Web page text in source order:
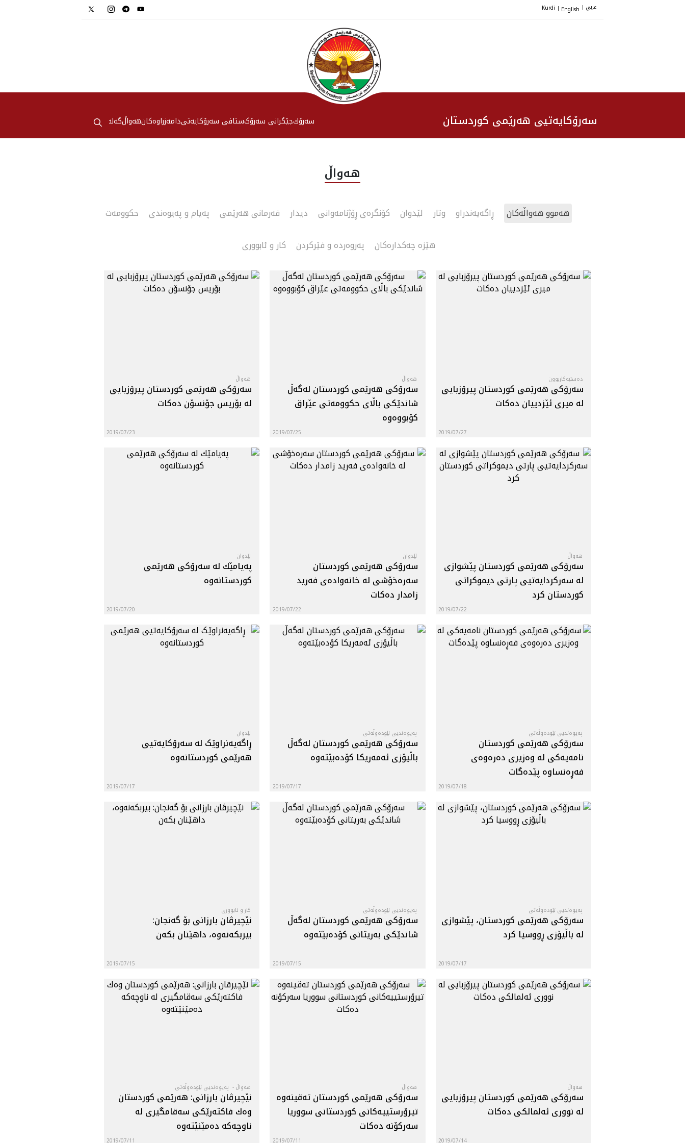
عربي |
English
|
Kurdi
سەرۆکایەتیی هەرێمی کوردستان سەرۆكجێگرانی سه‌رۆکستافی سەرۆکایەتیدامەزراوەکانهه‌واڵگەلەری
⚲
هەواڵ
هەموو هەواڵەکان ڕاگەیەندراو وتار لێدوان کۆنگرەی ڕۆژنامەوانی دیدار فەرمانی هەرێمی پەیام و پەیوەندی حکوومه‌ت
هێزە چەکدارەکان په‌روه‌رده‌ و فێرکردن کار و ئابووری
دەستبەکاربوون
سه‌رۆکی هه‌رێمی کوردستان پیرۆزبایی
له‌ میری ئێزدییان ده‌کات
2019/07/27
هه‌واڵ
سه‌رۆكی هه‌رێمی كوردستان له‌گه‌ڵ
شاندێكی باڵای حكوومه‌تی عێراق
كۆبووه‌وه‌
2019/07/25
هه‌واڵ
سه‌رۆكی هه‌رێمی كوردستان پیرۆزبایی
له‌ بۆریس جۆنسۆن ده‌كات
2019/07/23
هه‌واڵ
سه‌رۆكی هه‌رێمی كوردستان پێشوازی
له‌ سه‌ركردایه‌تیی پارتی دیموكراتی
كوردستان کرد‌
2019/07/22
لێدوان
سه‌رۆكى هه‌رێمى كوردستان
سه‌ره‌خۆشى له‌ خانه‌واده‌ى فه‌ريد
زامدار ده‌كات
2019/07/22
لێدوان
په‌یامێك له سه‌رۆكی هه‌رێمی
كوردستانه‌وه‌‌
2019/07/20
په‌یوه‌ندیی نێوده‌وڵه‌تی
سه‌رۆكى هه‌رێمى كوردستان
نامه‌يه‌كى له‌ وه‌زيرى ده‌ره‌وه‌ى
فه‌ڕه‌نساوه‌ پێده‌گات
2019/07/18
په‌یوه‌ندیی نێوده‌وڵه‌تی
سه‌رۆكی هه‌رێمی كوردستان له‌گه‌ڵ
باڵيۆزى ئه‌مه‌ریكا كۆده‌بێته‌وه‌
2019/07/17
لێدوان
ڕاگه‌یه‌نراوێک له‌ سه‌رۆکایه‌تیی
هه‌رێمی کوردستانه‌وه‌
2019/07/17
په‌یوه‌ندیی نێوده‌وڵه‌تی
سەرۆکی هه‌رێمی كوردستان، پێشوازى
لە باڵیۆزى ڕووسیا کرد
2019/07/17
په‌یوه‌ندیی نێوده‌وڵه‌تی
سه‌رۆكی هه‌رێمی كوردستان له‌گه‌ڵ
شاندێكی به‌ریتانی كۆده‌بێته‌وه‌
2019/07/15
کار و ئابووری
نێچیرڤان بارزانى بۆ گەنجان:
بیربکەنەوە، داهێنان بکەن
2019/07/15
هه‌واڵ
سه‌رۆكی هه‌رێمی كوردستان پیرۆزبایی
له‌ نووری ئه‌لمالكی ده‌كات
2019/07/14
هه‌واڵ
سه‌رۆكی هه‌رێمی كوردستان ته‌قینه‌وه‌
تیرۆرستییه‌كانی كوردستانی سووریا
سه‌رکۆنه‌ ده‌كات
2019/07/11
هه‌واڵ - په‌یوه‌ندیی نێوده‌وڵه‌تی
نێچیرڤان بارزانی: هه‌رێمی كوردستان
وه‌ك فاكته‌رێكی سه‌قامگیری له‌
ناوچه‌كه‌ ده‌مێنێته‌وه‌
2019/07/11